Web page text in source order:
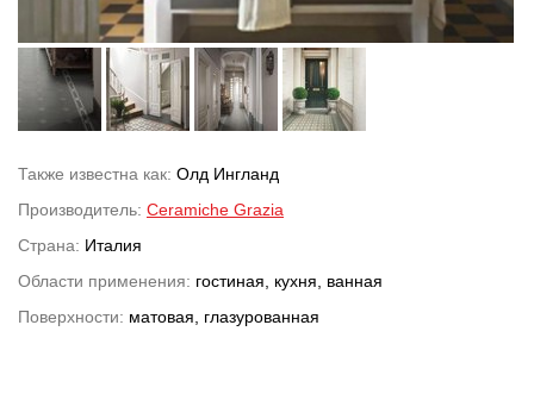
Также известна как: Олд Ингланд
Производитель: Ceramiche Grazia
Страна: Италия
Области применения: гостиная, кухня, ванная
Поверхности: матовая, глазурованная